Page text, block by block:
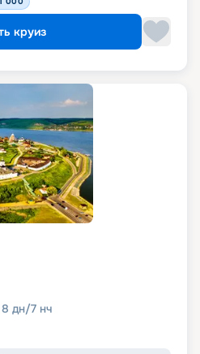
круиз
8 дн/7 нч